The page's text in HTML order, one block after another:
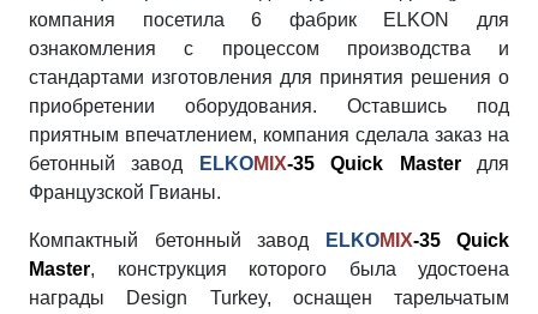
компания посетила 6 фабрик ELKON для
ознакомления с процессом производства и
стандартами изготовления для принятия решения о
приобретении оборудования. Оставшись под
приятным впечатлением, компания сделала заказ на
бетонный завод
ELKOMIX-35 Quick Masterдля
Французской Гвианы.
Компактный бетонный завод ELKOMIX-35 Quick
Master, конструкция которого была удостоена
награды Design Turkey, оснащен тарельчатым